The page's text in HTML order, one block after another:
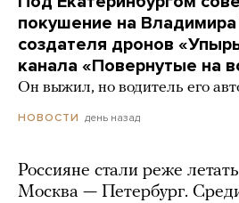
покушение на
создателя дронов
канала «Повернутые на
Он выжил, но водитель его
НОВОСТИ день назад
Россияне стали реже
Москва — Петербург.